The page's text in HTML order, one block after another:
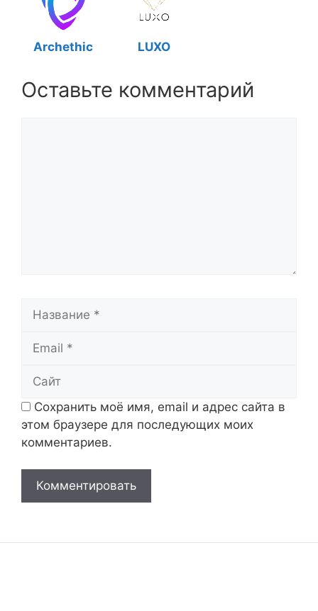
Archethic LUXO
Оставьте комментарий
Сохранить моё имя, email и адрес сайта в
этом браузере для последующих моих
комментариев.